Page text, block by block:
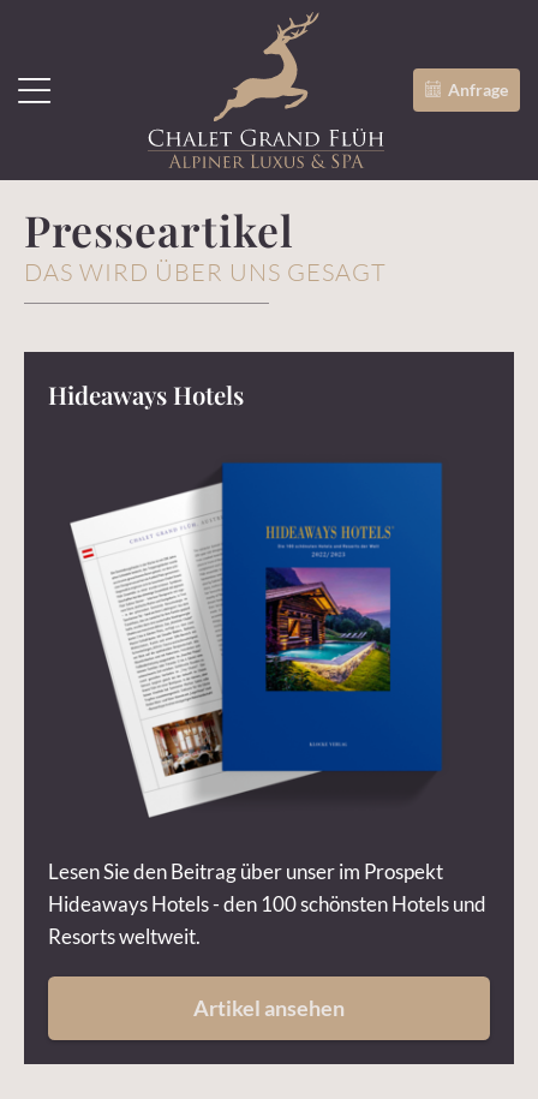
Anfrage
Presseartikel
DAS WIRD ÜBER UNS GESAGT
Hideaways Hotels
Lesen Sie den Beitrag über unser im Prospekt
Hideaways Hotels - den 100 schönsten Hotels und
Resorts weltweit.
Artikel ansehen